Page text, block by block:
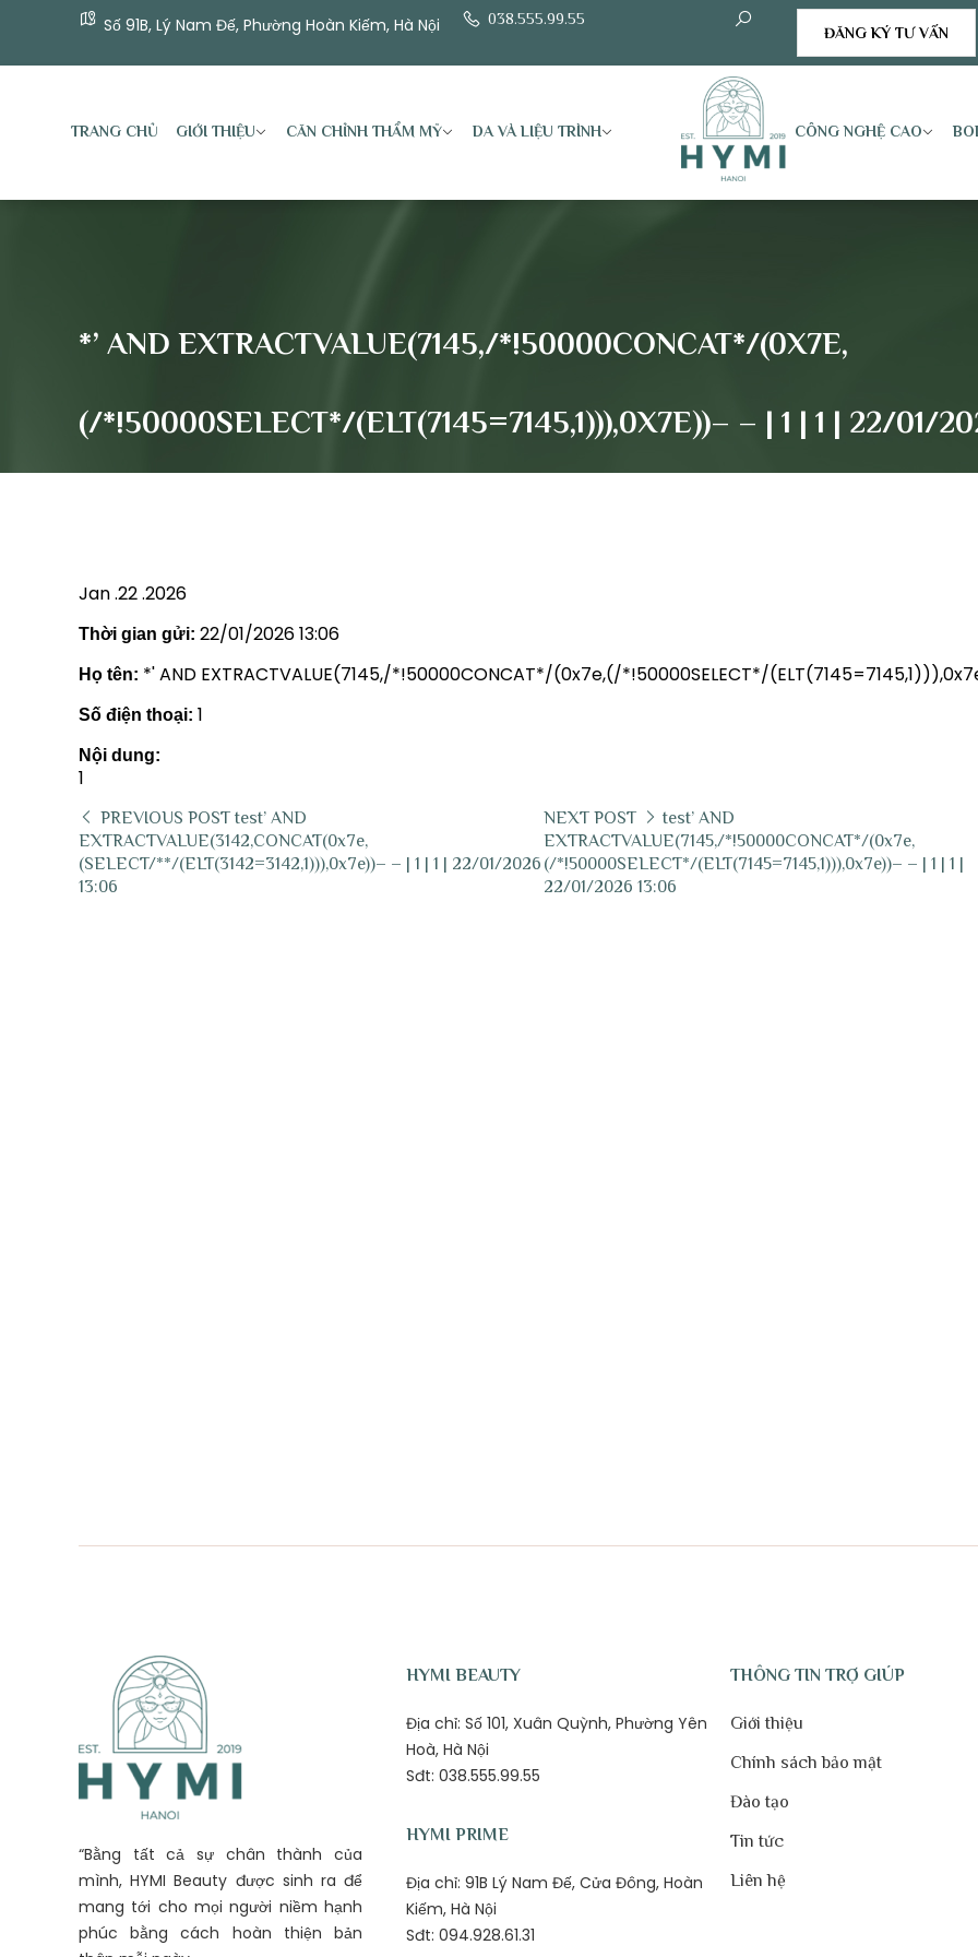
Số 91B, Lý Nam Đế, Phường Hoàn Kiếm, Hà Nội
038.555.99.55
ĐĂNG KÝ TƯ VẤN
TRANG CHỦ GIỚI THIỆU CĂN CHỈNH THẨM MỸ DA VÀ LIỆU TRÌNH CÔNG NGHỆ CAO
*’ AND EXTRACTVALUE(7145,/*!50000CONCAT*/(0X7E,
(/*!50000SELECT*/(ELT(7145=7145,1))),0X7E))– – | 1 | 1 | 22/01/
Jan .22 .2026
Thời gian gửi: 22/01/2026 13:06
Họ tên: *' AND EXTRACTVALUE(7145,/*!50000CONCAT*/(0x7e,(/*!50000SELECT*/
Số điện thoại: 1
Nội dung:
1
PREVIOUS POST test’ AND
EXTRACTVALUE(3142,CONCAT(0x7e,
(SELECT/**/(ELT(3142=3142,1))),0x7e))– – | 1 | 1 | 22/01/2026
13:06
NEXT POST
test’ AND
EXTRACTVALUE(7145,/*!50000CONCAT*/(0x7e,
(/*!50000SELECT*/(ELT(7145=7145,1))),0x7e))– – | 1 | 1 |
22/01/2026 13:06
“Bằng tất cả sự chân thành của
mình, HYMI Beauty được sinh ra để
mang tới cho mọi người niềm hạnh
phúc bằng cách hoàn thiện bản
HYMI BEAUTY
Địa chỉ: Số 101, Xuân Quỳnh, Phường Yên
Hoà, Hà Nội
Sđt: 038.555.99.55
HYMI PRIME
Địa chỉ: 91B Lý Nam Đế, Cửa Đông, Hoàn
Kiếm, Hà Nội
Sđt: 094.928.61.31
THÔNG TIN TRỢ GIÚP
Giới thiệu
Chính sách bảo mật
Đào tạo
Tin tức
Liên hệ